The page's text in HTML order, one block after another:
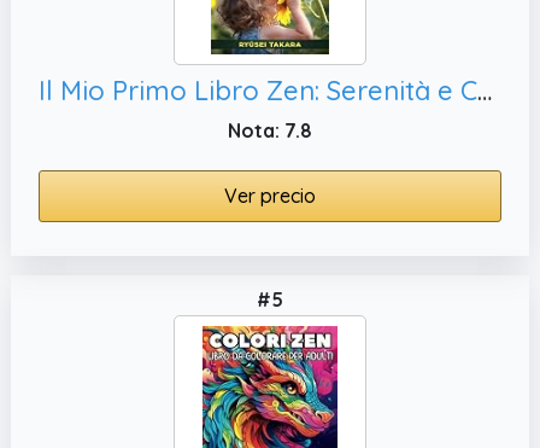
Il Mio Primo Libro Zen: Serenità e Consapevolezza per Bambini e Famiglie: Una guida per genitori, con idee ispirate alla mindfulness e alla filosofia zen ... (Collana Zen Vol. 1) (Italian Edition)
Nota: 7.8
Ver precio
#5